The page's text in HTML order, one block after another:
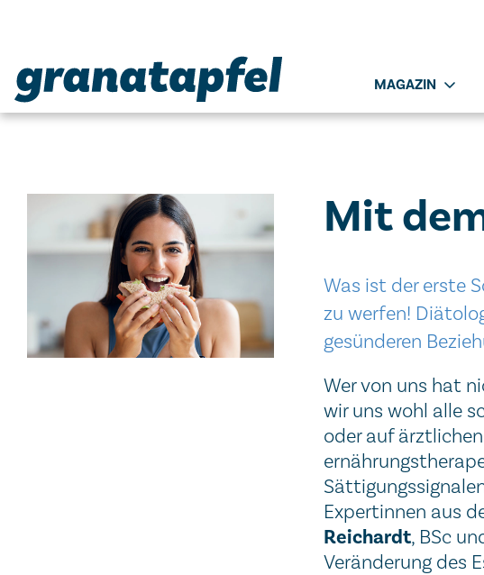
MAGAZIN
Mit
Was ist der erste
zu werfen!
gesünderen
Wer von uns hat
wir uns wohl alle
oder auf
Expertinnen aus
Reichardt, BSc
Veränderung des